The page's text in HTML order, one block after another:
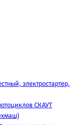
электростартер,
СКАУТ